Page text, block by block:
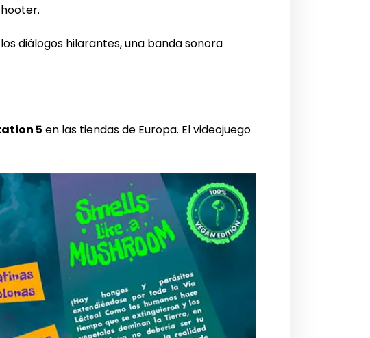
diálogos hilarantes, una banda sonora
5 en las tiendas de Europa. El videojuego